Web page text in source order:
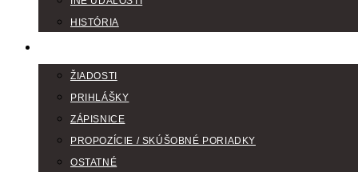
HISTÓRIA
ŽIADOSTI
PRIHLÁŠKY
ZÁPISNICE
PROPOZÍCIE / SKÚŠOBNÉ PORIADKY
OSTATNÉ